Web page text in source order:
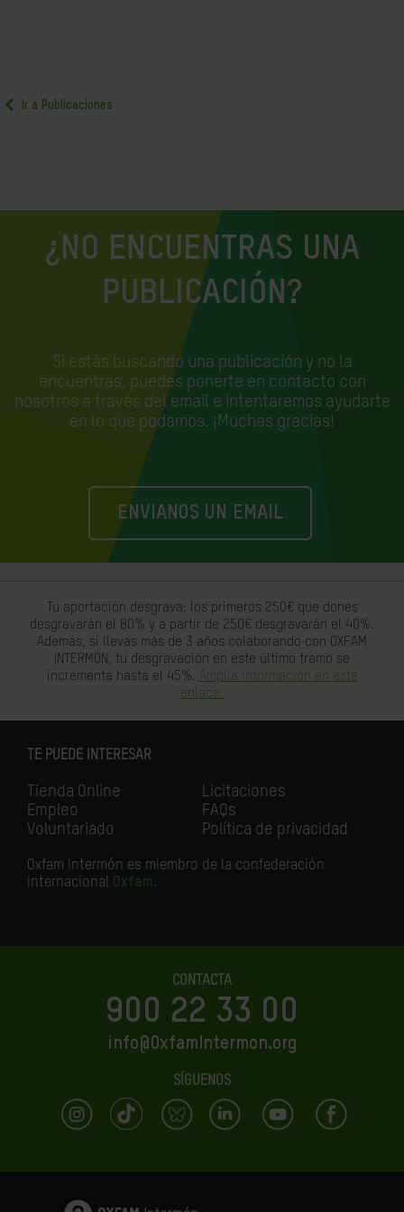
Ir a Publicaciones
¿NO ENCUENTRAS UNA
PUBLICACIÓN?
Si estás buscando una publicación y no la
encuentras, puedes ponerte en contacto con
nosotros a través del email e intentaremos ayudarte
en lo que podamos. ¡Muchas gracias!
ENVIANOS UN EMAIL
Tu aportación desgrava: los primeros 250€ que dones
desgravarán el 80% y a partir de 250€ desgravarán el 40%.
Además, si llevas más de 3 años colaborando con OXFAM
INTERMÓN, tu desgravación en este último tramo se
incrementa hasta el 45%. Amplia información en este
enlace.
TE PUEDE INTERESAR
Tienda Online
Empleo
Voluntariado
Licitaciones
FAQs
Política de privacidad
Oxfam Intermón es miembro de la confederación
internacional Oxfam.
CONTACTA
900 22 33 00
info@OxfamIntermon.org
SÍGUENOS